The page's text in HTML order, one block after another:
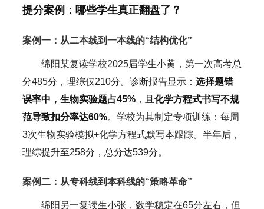
提分案例：哪些学生真正翻盘了？
案例一：从二本线到一本线的“结构优化”
绵阳某复读学校2025届学生小黄，第一次高考总
分485分，理综仅210分。诊断报告显示： 选择题错
误率中，生物实验题占45%，且 化学方程式书写不规
范导致扣分率达60%。学校为其制定专项训练：每周
3次生物实验模拟+化学方程式默写本跟踪。半年后，
理综提升至258分，总分达539分。
案例二：从专科线到本科线的“策略革命”
绵阳另一复读生小张，数学稳定在65分左右，但